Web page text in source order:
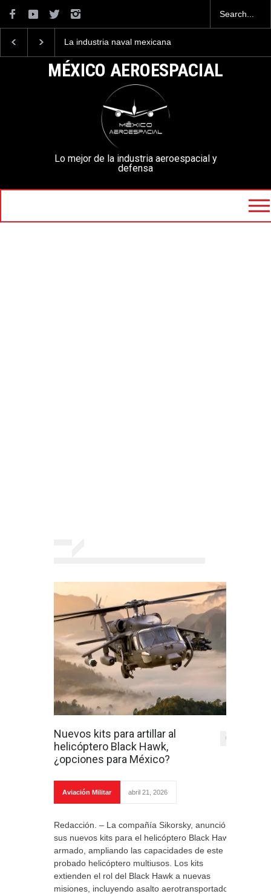
La industria naval mexicana
la Armada de México
mexicanos cuesta 2.9
millones de dólares
MÉXICO AEROESPACIAL
Lo mejor de la industria aeroespacial y
defensa
Nuevos kits para artillar al
helicóptero Black Hawk,
¿opciones para México?
0
Aviación Militar abril 21, 2026
Redacción. – La compañía Sikorsky, anunció
sus nuevos kits para el helicóptero Black Hawk
armado, ampliando las capacidades de este
probado helicóptero multiusos. Los kits
extienden el rol del Black Hawk a nuevas
misiones, incluyendo asalto aerotransportado,